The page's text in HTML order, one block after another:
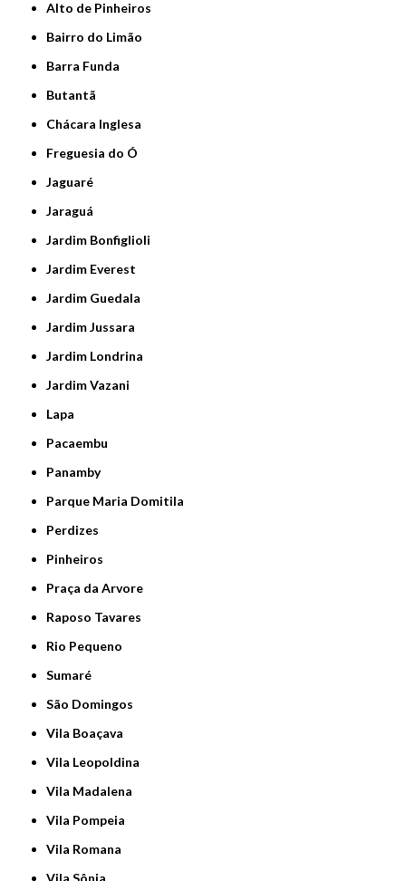
Alto de Pinheiros
Bairro do Limão
Barra Funda
Butantã
Chácara Inglesa
Freguesia do Ó
Jaguaré
Jaraguá
Jardim Bonfiglioli
Jardim Everest
Jardim Guedala
Jardim Jussara
Jardim Londrina
Jardim Vazani
Lapa
Pacaembu
Panamby
Parque Maria Domitila
Perdizes
Pinheiros
Praça da Arvore
Raposo Tavares
Rio Pequeno
Sumaré
São Domingos
Vila Boaçava
Vila Leopoldina
Vila Madalena
Vila Pompeia
Vila Romana
Vila Sônia